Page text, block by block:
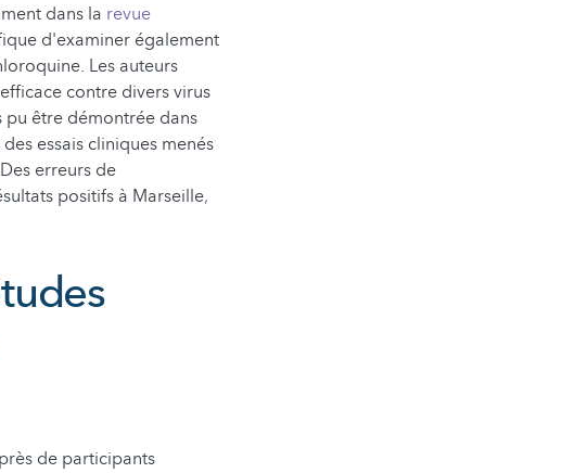
dans la revue
d'examiner également
Les auteurs
contre divers virus
pu être démontrée dans
essais cliniques menés
erreurs de
positifs à Marseille,
de participants